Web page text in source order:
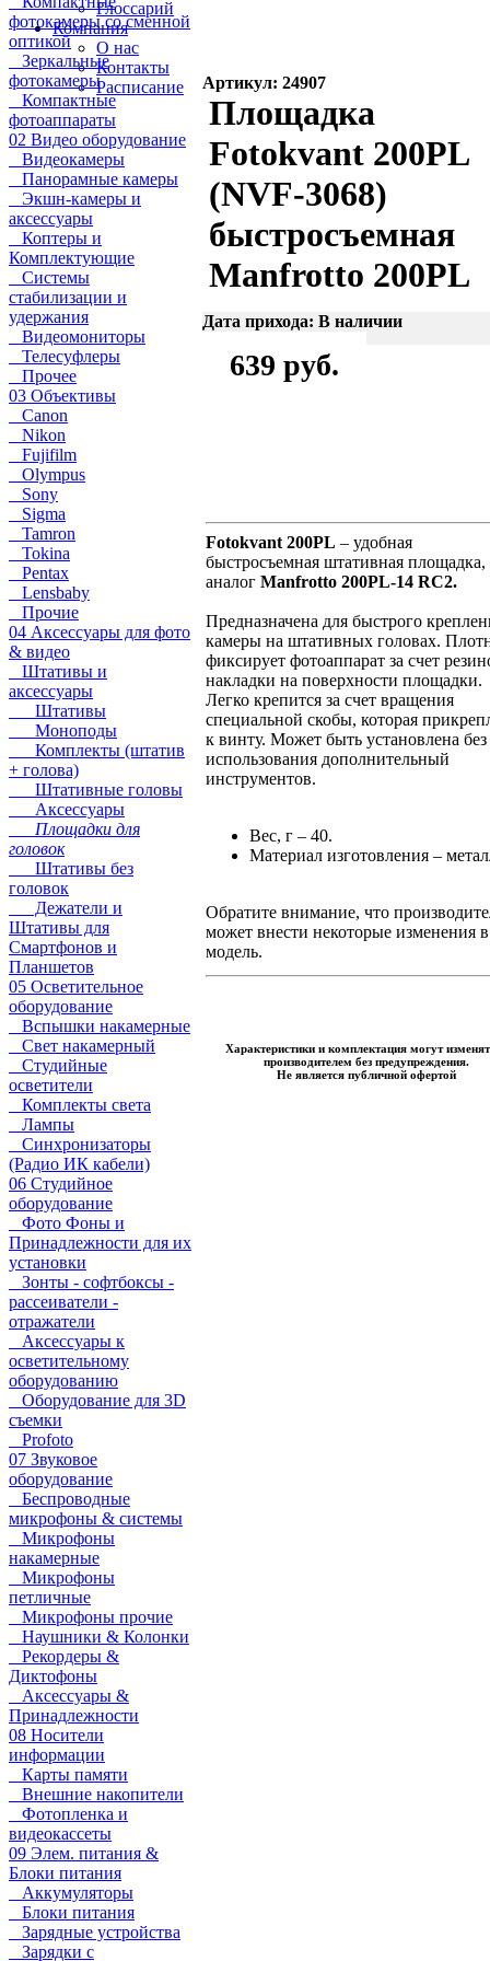
Глоссарий
Компания
О нас
Контакты
Расписание
фотокамеры со сменной
оптикой
Зеркальные
фотокамеры
Компактные
фотоаппараты
02 Видео оборудование
Видеокамеры
Панорамные камеры
Экшн-камеры и
аксессуары
Коптеры и
Комплектующие
Системы
стабилизации и
удержания
Видеомониторы
Телесуфлеры
Прочее
03 Объективы
Canon
Nikon
Fujifilm
Olympus
Sony
Sigma
Tamron
Tokina
Pentax
Lensbaby
Прочие
04 Аксессуары для фото
& видео
Штативы и
аксессуары
Штативы
Моноподы
Комплекты (штатив
+ голова)
Штативные головы
Аксессуары
Площадки для
головок
Штативы без
головок
Дежатели и
Штативы для
Смартфонов и
Планшетов
05 Осветительное
оборудование
Вспышки накамерные
Свет накамерный
Студийные
осветители
Комплекты света
Лампы
Синхронизаторы
(Радио ИК кабели)
06 Студийное
оборудование
Фото Фоны и
Принадлежности для их
установки
Зонты - софтбоксы -
рассеиватели -
отражатели
Аксессуары к
осветительному
оборудованию
Оборудование для 3D
съемки
Profoto
07 Звуковое
оборудование
Беспроводные
микрофоны & системы
Микрофоны
накамерные
Микрофоны
петличные
Микрофоны прочие
Наушники & Колонки
Рекордеры &
Диктофоны
Аксессуары &
Принадлежности
08 Носители
информации
Карты памяти
Внешние накопители
Фотопленка и
видеокассеты
09 Элем. питания &
Блоки питания
Аккумуляторы
Блоки питания
Зарядные устройства
Зарядки с
Артикул: 24907
Площадка
Fotokvant 200PL
(NVF-3068)
быстросъемная
Manfrotto 200PL
Дата прихода: В наличии
639 руб.
Fotokvant 200PL – удобная
быстросъемная штативная площадка,
аналог Manfrotto 200PL-14 RC2.
Предназначена для быстрого
камеры на штативных головах.
фиксирует фотоаппарат за счет
накладки на поверхности площадки.
Легко крепится за счет вращения
специальной скобы, которая
к винту. Может быть установлена без
использования дополнительный
инструментов.
Вес, г – 40.
Материал изготовления –
Обратите внимание, что
может внести некоторые изменения в
модель.
Характеристики и комплектация могут
производителем без предупреждения.
Не является публичной офертой